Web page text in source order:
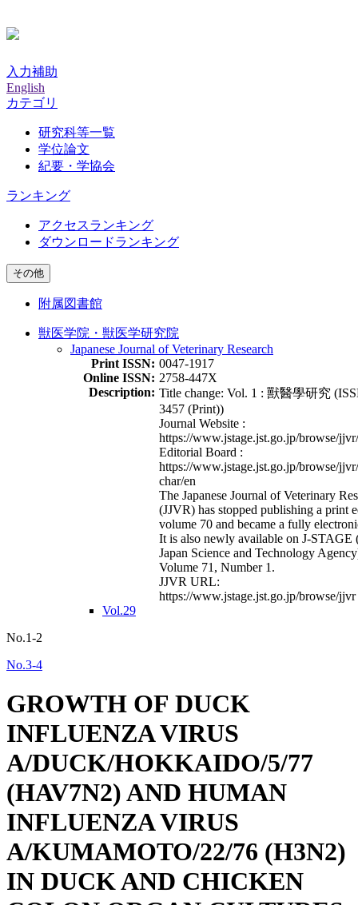
入力補助
English
カテゴリ
研究科等一覧
学位論文
紀要・学協会
ランキング
アクセスランキング
ダウンロードランキング
その他
附属図書館
獣医学院・獣医学研究院
Japanese Journal of Veterinary Research
Print ISSN: 0047-1917
Online ISSN: 2758-447X
Description: Title change: Vol. 1 : 獸醫學研究
3457 (Print))
Journal Website :
https://www.jstage.jst.go.jp/browse/
Editorial Board :
https://www.jstage.jst.go.jp/browse/
char/en
The Japanese Journal of Veterinary
(JJVR) has stopped publishing a print
volume 70 and became a fully
It is also newly available on J-STAGE
Japan Science and Technology
Volume 71, Number 1.
JJVR URL:
https://www.jstage.jst.go.jp/browse/jjvr
Vol.29
No.1-2
No.3-4
GROWTH OF DUCK
INFLUENZA VIRUS
A/DUCK/HOKKAIDO/5/77
(HAV7N2) AND HUMAN
INFLUENZA VIRUS
A/KUMAMOTO/22/76 (H3N2)
IN DUCK AND CHICKEN